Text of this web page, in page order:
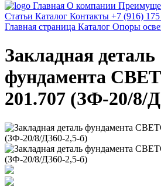
Главная О компании
Статьи Каталог Контакты +7 (916)
Главная страница Каталог Опоры
Закладная деталь
фундамента
201.707 (ЗФ-20/8/